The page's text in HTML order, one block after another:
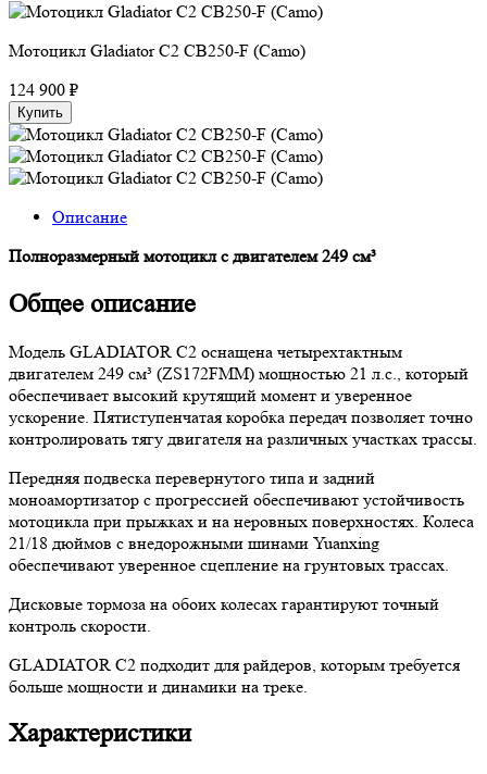
Мотоцикл Gladiator C2 CB250-F (Camo)
124 900 ₽
Купить
Описание
Полноразмерный мотоцикл с двигателем 249 см³
Общее описание
Модель GLADIATOR C2 оснащена четырехтактным
двигателем 249 см³ (ZS172FMM) мощностью 21 л.с., который
обеспечивает высокий крутящий момент и уверенное
ускорение. Пятиступенчатая коробка передач позволяет точно
контролировать тягу двигателя на различных участках трассы.
Передняя подвеска перевернутого типа и задний
моноамортизатор с прогрессией обеспечивают устойчивость
мотоцикла при прыжках и на неровных поверхностях. Колеса
21/18 дюймов с внедорожными шинами Yuanxing
обеспечивают уверенное сцепление на грунтовых трассах.
Дисковые тормоза на обоих колесах гарантируют точный
контроль скорости.
GLADIATOR C2 подходит для райдеров, которым требуется
больше мощности и динамики на треке.
Характеристики